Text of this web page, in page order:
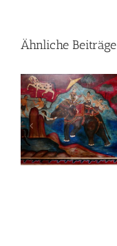
Ähnliche Beiträge